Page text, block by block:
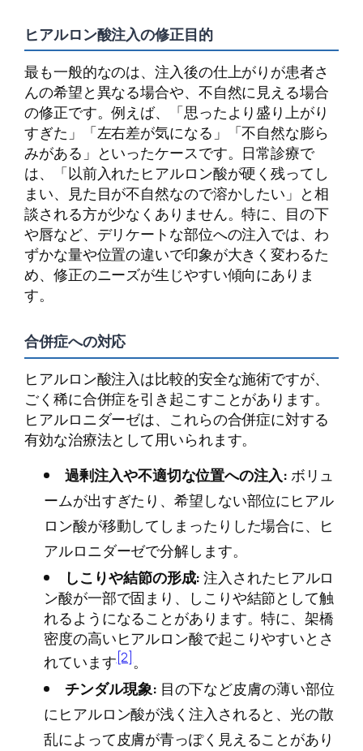
ヒアルロン酸注入の修正目的
最も一般的なのは、注入後の仕上がりが患者さ
んの希望と異なる場合や、不自然に見える場合
の修正です。例えば、「思ったより盛り上がり
すぎた」「左右差が気になる」「不自然な膨ら
みがある」といったケースです。日常診療で
は、「以前入れたヒアルロン酸が硬く残ってし
まい、見た目が不自然なので溶かしたい」と相
談される方が少なくありません。特に、目の下
や唇など、デリケートな部位への注入では、わ
ずかな量や位置の違いで印象が大きく変わるた
め、修正のニーズが生じやすい傾向にありま
す。
合併症への対応
ヒアルロン酸注入は比較的安全な施術ですが、
ごく稀に合併症を引き起こすことがあります。
ヒアルロニダーゼは、これらの合併症に対する
有効な治療法として用いられます。
過剰注入や不適切な位置への注入:ボリュ
ームが出すぎたり、希望しない部位にヒアル
ロン酸が移動してしまったりした場合に、ヒ
アルロニダーゼで分解します。
しこりや結節の形成:注入されたヒアルロ
ン酸が一部で固まり、しこりや結節として触
れるようになることがあります。特に、架橋
密度の高いヒアルロン酸で起こりやすいとさ
れています[2]。
チンダル現象: 目の下など皮膚の薄い部位
にヒアルロン酸が浅く注入されると、光の散
乱によって皮膚が青っぽく見えることがあり